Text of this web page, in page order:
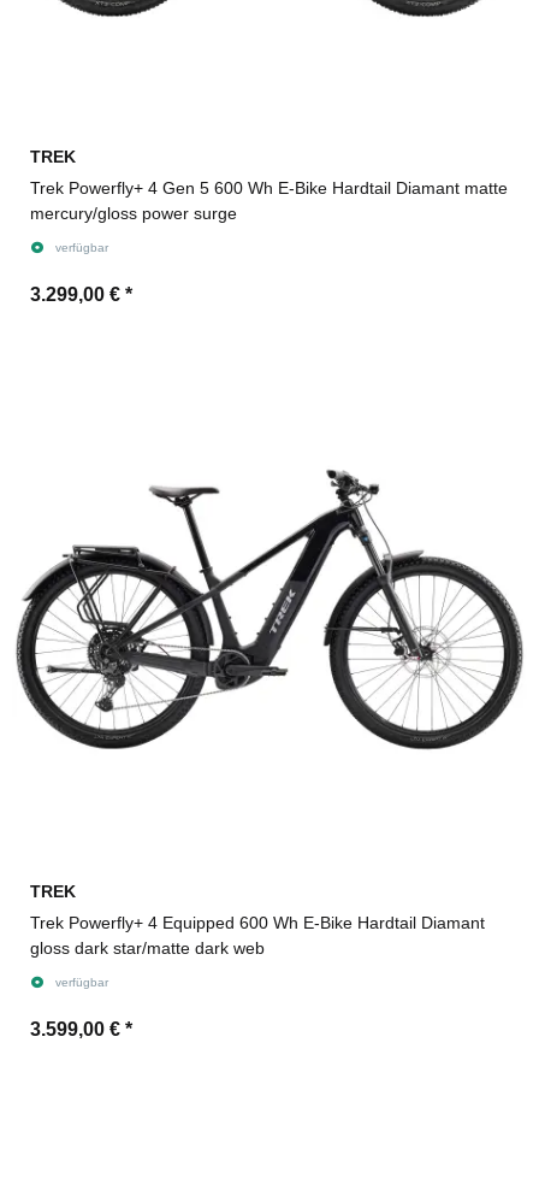
TREK
Trek Powerfly+ 4 Gen 5 600 Wh E-Bike Hardtail Diamant matte
mercury/gloss power surge
verfügbar
3.299,00 € *
TREK
Trek Powerfly+ 4 Equipped 600 Wh E-Bike Hardtail Diamant
gloss dark star/matte dark web
verfügbar
3.599,00 € *